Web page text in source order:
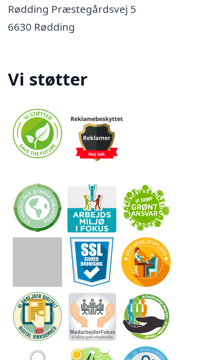
Rødding Præstegårdsvej 5
6630 Rødding
Vi støtter